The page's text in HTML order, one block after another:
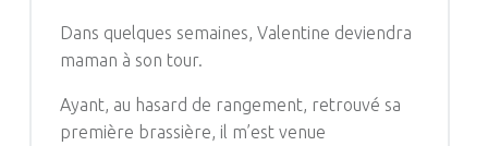
Dans quelques semaines, Valentine deviendra
maman à son tour.
Ayant, au hasard de rangement, retrouvé sa
première brassière, il m’est venue